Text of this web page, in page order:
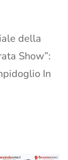
della
Show”:
In